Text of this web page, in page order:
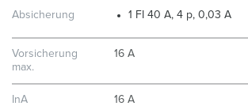
Absicherung 1 FI 40 A, 4 p, 0,03 A
Vorsicherung
max.
16 A
InA 16 A